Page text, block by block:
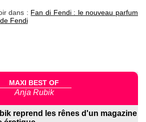
dans : Fan di Fendi : le nouveau parfum
Fendi
MAXI BEST OF
Anja Rubik
reprend les rênes d'un magazine